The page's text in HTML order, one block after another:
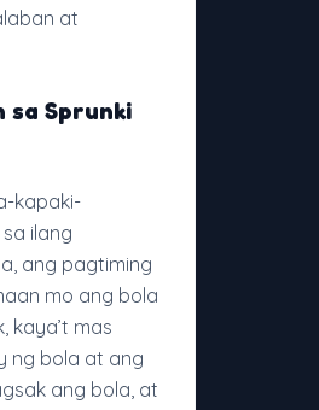
at
sa Sprunki
kapaki-
ilang
ang pagtiming
mo ang bola
kaya’t mas
ng bola at ang
ang bola, at